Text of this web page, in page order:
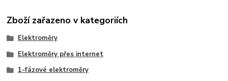
Zboží zařazeno v kategoriích
Elektroměry
Elektroměry přes internet
1-fázové elektroměry